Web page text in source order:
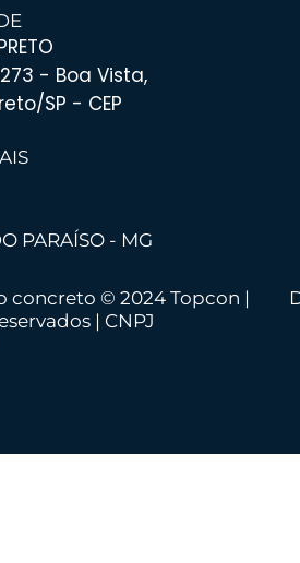
- Boa Vista,
SP - CEP
PARAÍSO - MG
concreto © 2024 Topcon |
| CNPJ